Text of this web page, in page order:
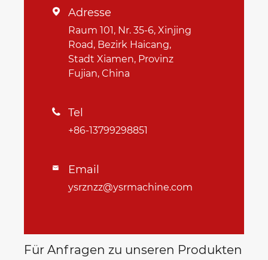
 Adresse
Raum 101, Nr. 35-6, Xinjing
Road, Bezirk Haicang,
Stadt Xiamen, Provinz
Fujian, China
 Tel
+86-13799298851
 Email
ysrznzz@ysrmachine.com
Für Anfragen zu unseren Produkten